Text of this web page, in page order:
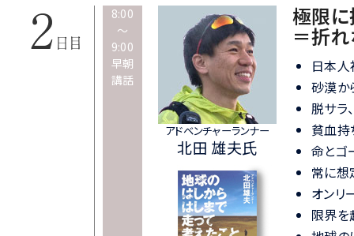
8:00
～
9:00
早朝
講話
アドベンチャーランナー
北田 雄夫氏
極限に
＝折
日本人
砂漠か
脱サラ
貧血持
命とゴ
常に想
オンリ
限界を